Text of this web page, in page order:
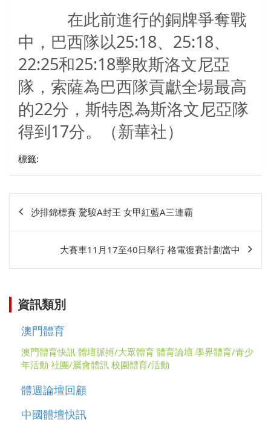
在此前進行的銅牌爭奪戰
中，巴西隊以25:18、25:18、
22:25和25:18擊敗斯洛文尼亞
隊，索薩為巴西隊貢獻全場最高
的22分，斯特恩為斯洛文尼亞隊
得到17分。（新華社）
標籤:
章
沙排錦標賽 驁駿A封王 女甲紅藍A三連霸
大賽車11月17至40日舉行 格電復賽計劃當中
資訊類別
澳門體育
澳門體育快訊 體壇脈搏/大眾體育 體育論壇 學界體育/青少
年活動 社團/屬會體訊 校園體育/活動
體週論壇回顧
中國體壇快訊